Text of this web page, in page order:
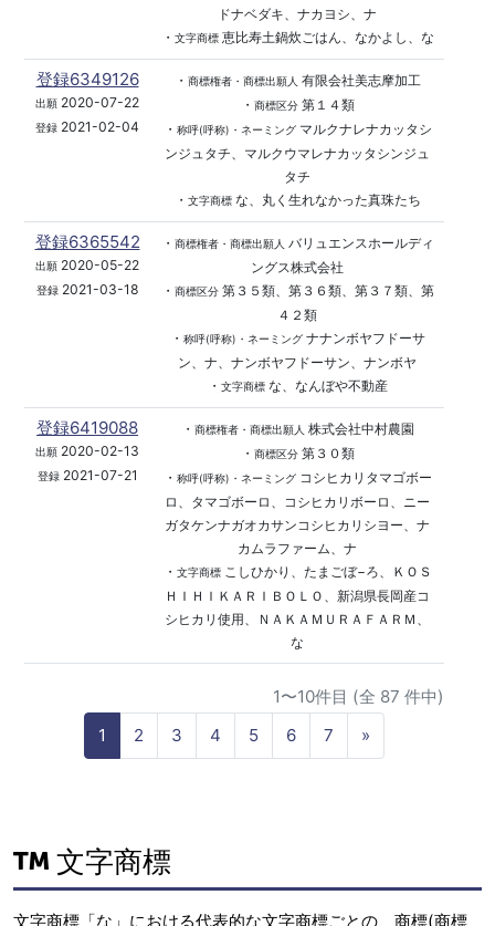
ドナベダキ、ナカヨシ、ナ
・ 文字商標恵比寿土鍋炊ごはん、なかよし、な
登録6349126
出願 2020-07-22
登録 2021-02-04
・ 商標権者・商標出願人 有限会社美志摩加工
・ 商標区分第１４類
・ 称呼(呼称)・ネーミングマルクナレナカッタシ
ンジュタチ、マルクウマレナカッタシンジュ
タチ
・ 文字商標な、丸く生れなかった真珠たち
登録6365542
出願 2020-05-22
登録2021-03-18
・ 商標権者・商標出願人 バリュエンスホールディ
ングス株式会社
・ 商標区分第３５類、第３６類、第３７類、第
４２類
・ 称呼(呼称)・ネーミングナナンボヤフドーサ
ン、ナ、ナンボヤフドーサン、ナンボヤ
・ 文字商標な、なんぼや不動産
登録6419088
出願 2020-02-13
登録2021-07-21
・ 商標権者・商標出願人 株式会社中村農園
・ 商標区分第３０類
・ 称呼(呼称)・ネーミングコシヒカリタマゴボー
ロ、タマゴボーロ、コシヒカリボーロ、ニー
ガタケンナガオカサンコシヒカリシヨー、ナ
カムラファーム、ナ
・ 文字商標こしひかり、たまごぼ−ろ、ＫＯＳ
ＨＩＨＩＫＡＲＩＢＯＬＯ、新潟県長岡産コ
シヒカリ使用、ＮＡＫＡＭＵＲＡＦＡＲＭ、
な
1〜10件目 (全 87 件中)
1
2 3 4 5 6 7 »
e
文字商標
文字商標「な」における代表的な文字商標ごとの、商標(商標